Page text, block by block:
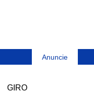
Anuncie
GIRO